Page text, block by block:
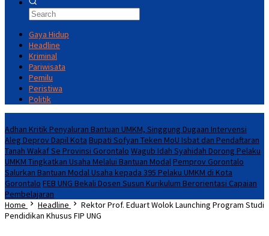
Gaya Hidup
Headline
Kriminal
Pariwisata
Pemilu
Peristiwa
Politik
Adhan Kritik Penyaluran Bantuan UMKM, Singgung Dugaan Intervensi
Aleg Deprov Dapil Kota Bupati Sofyan Teken MoU Isbat dan Pendaftaran
Tanah Wakaf Se Provinsi Gorontalo Wagub Idah Syahidah Dorong Pelaku
UMKM Tingkatkan Usaha Melalui Bantuan ModalPemprov Gorontalo
Salurkan Bantuan Modal Usaha kepada 395 Pelaku UMKM di Kota
Gorontalo FEB UNG Bekali Dosen Susun Kurikulum Berorientasi Capaian
Pembelajaran
Home
Headline
Rektor Prof. Eduart Wolok Launching Program Studi
Pendidikan Khusus FIP UNG